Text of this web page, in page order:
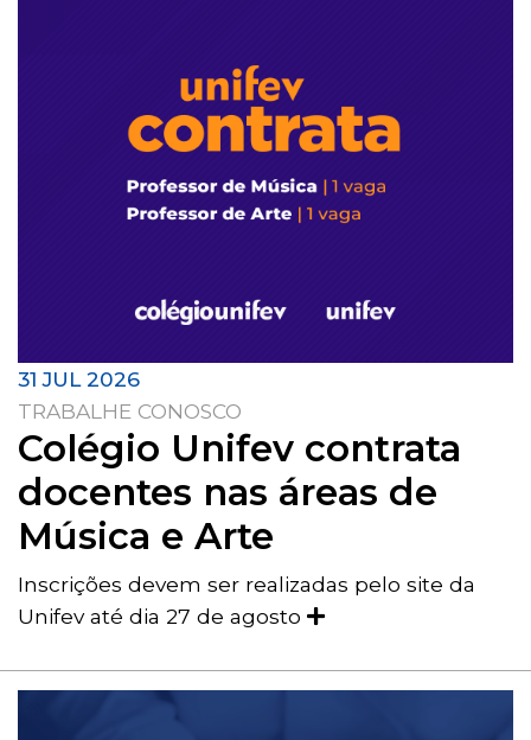
31 JUL 2026
TRABALHE CONOSCO
Colégio Unifev contrata
docentes nas áreas de
Música e Arte
Inscrições devem ser realizadas pelo site da
Unifev até dia 27 de agosto